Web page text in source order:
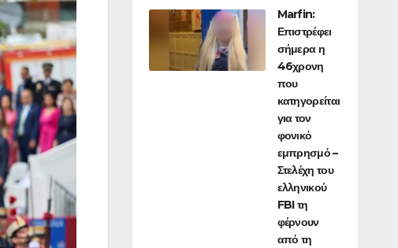
Marfin:
Επιστρέφει
σήμερα η
46χρονη
που
κατηγορείται
για τον
φονικό
εμπρησμό –
Στελέχη του
ελληνικού
FBI τη
φέρνουν
από τη